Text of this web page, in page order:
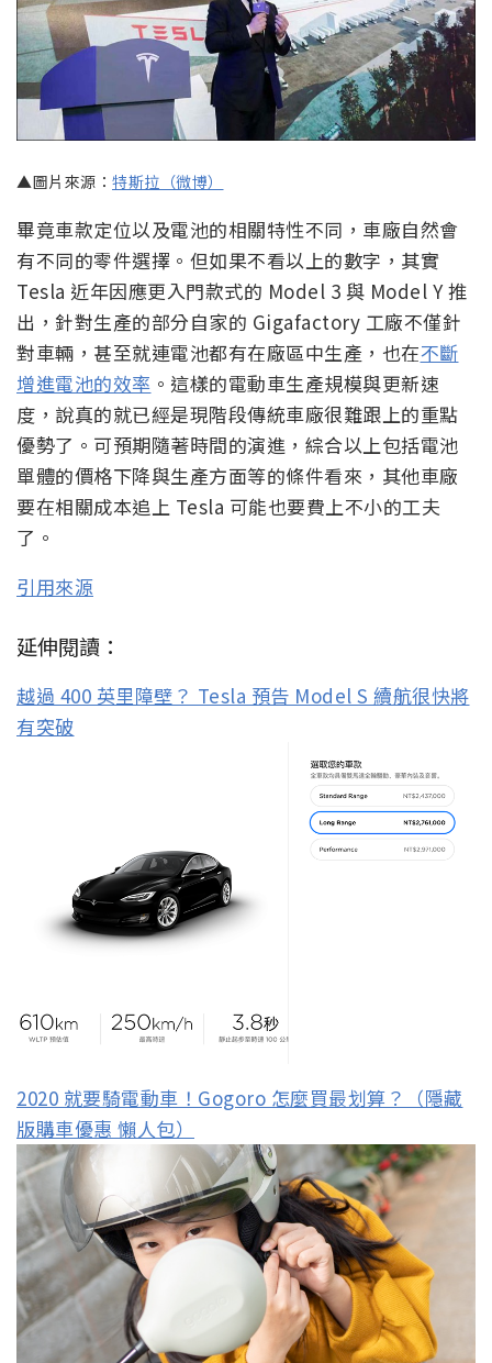
▲圖片來源： 特斯拉（微博）
畢竟車款定位以及電池的相關特性不同，車廠自然會
有不同的零件選擇。但如果不看以上的數字，其實
Tesla 近年因應更入門款式的 Model 3 與 Model Y 推
出，針對生產的部分自家的 Gigafactory 工廠不僅針
對車輛，甚至就連電池都有在廠區中生產，也在不斷
增進電池的效率 。這樣的電動車生產規模與更新速
度，說真的就已經是現階段傳統車廠很難跟上的重點
優勢了。可預期隨著時間的演進，綜合以上包括電池
單體的價格下降與生產方面等的條件看來，其他車廠
要在相關成本追上 Tesla 可能也要費上不小的工夫
了。
引用來源
延伸閱讀：
越過 400 英里障壁？ Tesla 預告 Model S 續航很快將
有突破
2020 就要騎電動車！Gogoro 怎麼買最划算？（隱藏
版購車優惠 懶人包）